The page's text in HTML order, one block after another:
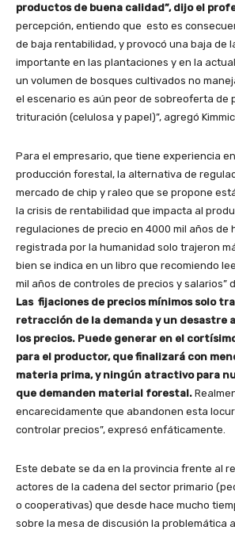
productos de buena calidad”, dijo el
percepción, entiendo que esto es
de baja rentabilidad, y provocó una baja de
importante en las plantaciones y en la
un volumen de bosques cultivados no
el escenario es aún peor de sobreoferta de
trituración (celulosa y papel)”, agregó
Para el empresario, que tiene experiencia
producción forestal, la alternativa de
mercado de chip y raleo que se propone
la crisis de rentabilidad que impacta al
regulaciones de precio en 4000 mil años de
registrada por la humanidad solo trajeron
bien se indica en un libro que recomiendo
mil años de controles de precios y salarios”
Las fijaciones de precios mínimos solo
retracción de la demanda y un desastre
los precios. Puede generar en el
para el productor, que finalizará con
materia prima, y ningún atractivo para
que demanden material forestal.
encarecidamente que abandonen esta
controlar precios”, expresó enfáticamente.
Este debate se da en la provincia frente al
actores de la cadena del sector primario
o cooperativas) que desde hace mucho
sobre la mesa de discusión la problemática